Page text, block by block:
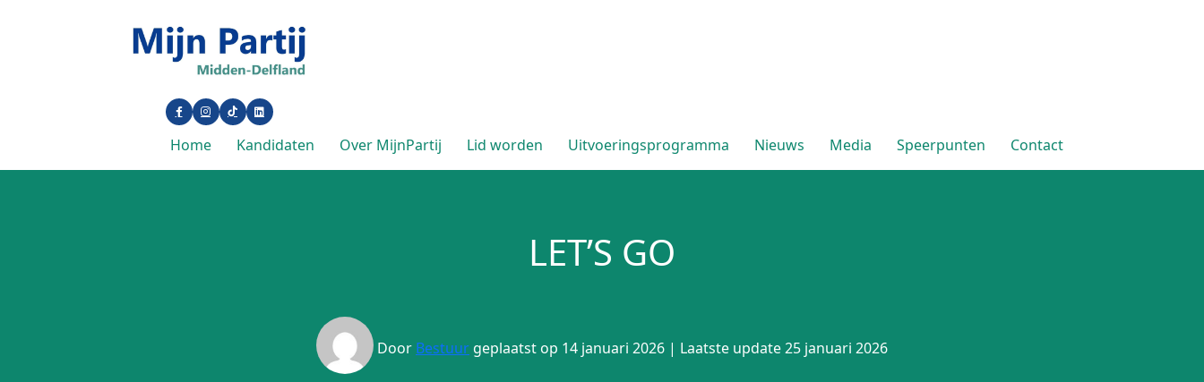
Home Kandidaten Over MijnPartij Lid worden Uitvoeringsprogramma Nieuws Media Speerpunten Contact
LET’S GO
Door Bestuur geplaatst op 14 januari 2026 | Laatste update 25 januari 2026